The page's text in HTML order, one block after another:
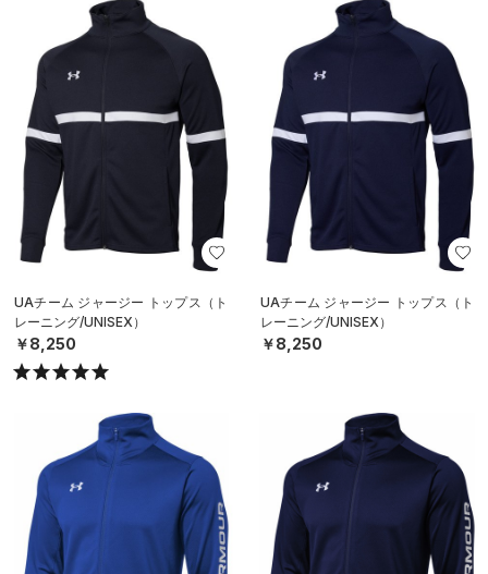
UAチーム ジャージー トップス（ト
レーニング/UNISEX）
￥8,250
UAチーム ジャージー トップス（ト
レーニング/UNISEX）
￥8,250